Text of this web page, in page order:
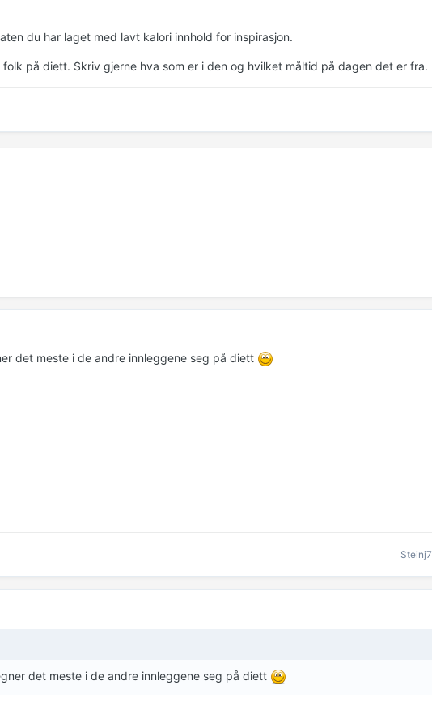
du har laget med lavt kalori innhold for inspirasjon.
på diett. Skriv gjerne hva som er i den og hvilket måltid på dagen det er fra.
det meste i de andre innleggene seg på diett
Steinj7
det meste i de andre innleggene seg på diett